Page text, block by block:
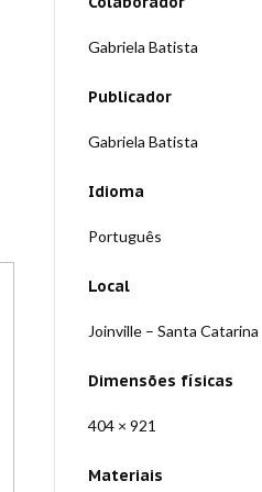
Gabriela Batista
Publicador
Gabriela Batista
Idioma
Português
Local
Joinville – Santa Catarina
Dimensões físicas
404 × 921
Materiais